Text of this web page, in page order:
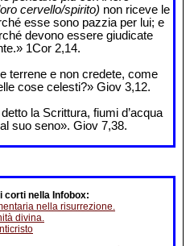
cervello/spirito) non riceve le
esse sono pazzia per lui; e
devono essere giudicate
1Cor 2,14.
terrene e non credete, come
cose celesti?» Giov 3,12.
la Scrittura, fiumi d’acqua
suo seno». Giov 7,38.
corti nella Infobox:
nella risurrezione.
divina.